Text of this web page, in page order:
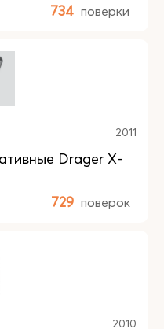
734 поверки
2011
Drager X-
729 поверок
2010